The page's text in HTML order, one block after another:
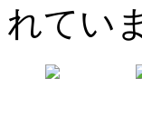
れてい